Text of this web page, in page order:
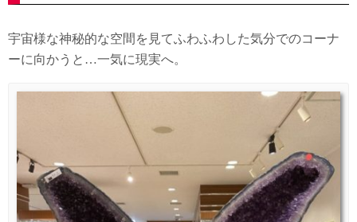
宇宙様な神秘的な空間を見てふわふわした気分でのコーナ
ーに向かうと…一気に現実へ。